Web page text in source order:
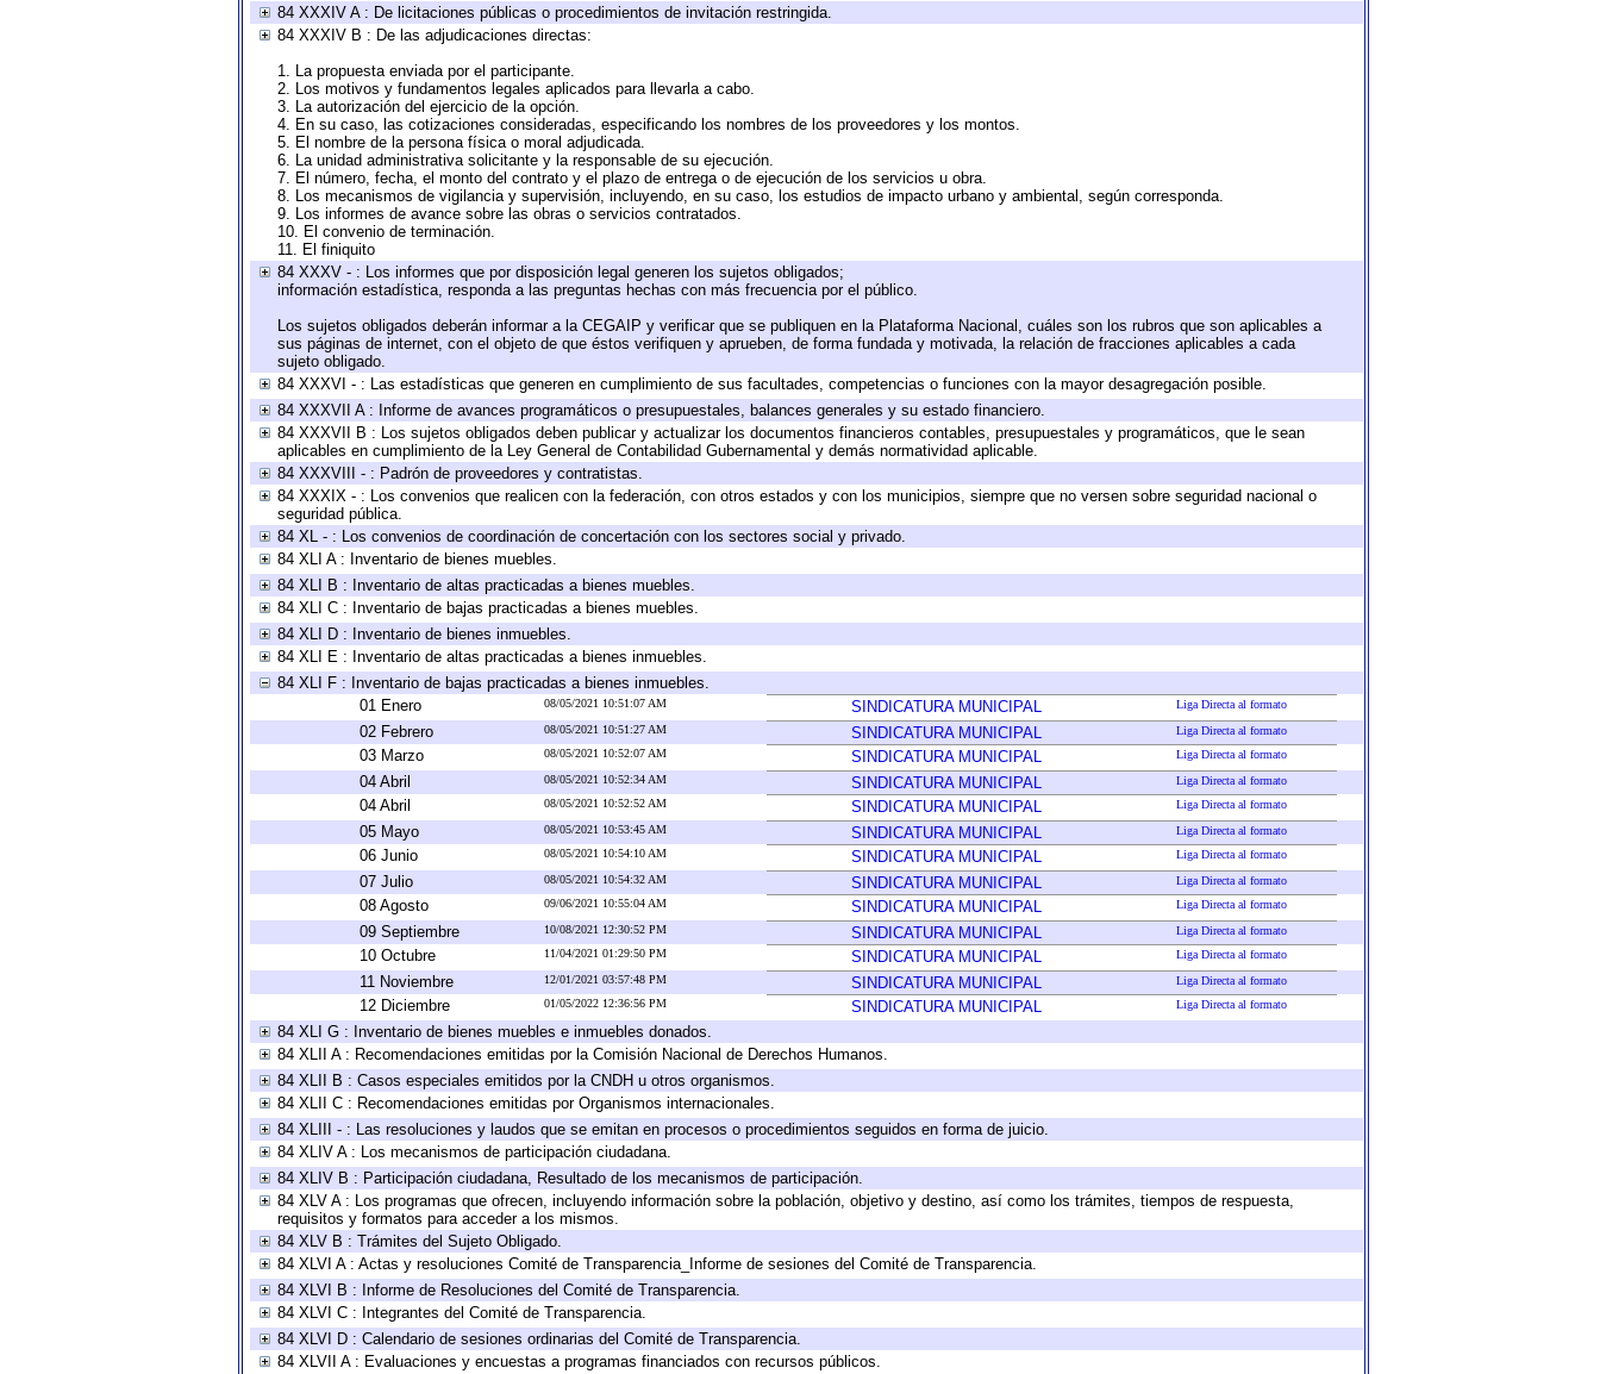
84 XXXIV A : De licitaciones públicas o procedimientos de invitación restringida.
84 XXXIV B : De las adjudicaciones directas:
1. La propuesta enviada por el participante.
2. Los motivos y fundamentos legales aplicados para llevarla a cabo.
3. La autorización del ejercicio de la opción.
4. En su caso, las cotizaciones consideradas, especificando los nombres de los proveedores y los montos.
5. El nombre de la persona física o moral adjudicada.
6. La unidad administrativa solicitante y la responsable de su ejecución.
7. El número, fecha, el monto del contrato y el plazo de entrega o de ejecución de los servicios u obra.
8. Los mecanismos de vigilancia y supervisión, incluyendo, en su caso, los estudios de impacto urbano y ambiental, según corresponda.
9. Los informes de avance sobre las obras o servicios contratados.
10. El convenio de terminación.
11. El finiquito
84 XXXV - : Los informes que por disposición legal generen los sujetos obligados;
información estadística, responda a las preguntas hechas con más frecuencia por el público.
Los sujetos obligados deberán informar a la CEGAIP y verificar que se publiquen en la Plataforma Nacional, cuáles son los rubros que son aplicables a
sus páginas de internet, con el objeto de que éstos verifiquen y aprueben, de forma fundada y motivada, la relación de fracciones aplicables a cada
sujeto obligado.
84 XXXVI - : Las estadísticas que generen en cumplimiento de sus facultades, competencias o funciones con la mayor desagregación posible.
84 XXXVII A : Informe de avances programáticos o presupuestales, balances generales y su estado financiero.
84 XXXVII B : Los sujetos obligados deben publicar y actualizar los documentos financieros contables, presupuestales y programáticos, que le sean
aplicables en cumplimiento de la Ley General de Contabilidad Gubernamental y demás normatividad aplicable.
84 XXXVIII - : Padrón de proveedores y contratistas.
84 XXXIX - : Los convenios que realicen con la federación, con otros estados y con los municipios, siempre que no versen sobre seguridad nacional o
seguridad pública.
84 XL - : Los convenios de coordinación de concertación con los sectores social y privado.
84 XLI A : Inventario de bienes muebles.
84 XLI B : Inventario de altas practicadas a bienes muebles.
84 XLI C : Inventario de bajas practicadas a bienes muebles.
84 XLI D : Inventario de bienes inmuebles.
84 XLI E : Inventario de altas practicadas a bienes inmuebles.
84 XLI F : Inventario de bajas practicadas a bienes inmuebles.
01 Enero
08/05/2021 10:51:07 AM SINDICATURA MUNICIPAL Liga Directa al formato
02 Febrero 08/05/2021 10:51:27 AM SINDICATURA MUNICIPAL Liga Directa al formato
03 Marzo 08/05/2021 10:52:07 AM SINDICATURA MUNICIPAL Liga Directa al formato
04 Abril 08/05/2021 10:52:34 AM SINDICATURA MUNICIPAL Liga Directa al formato
04 Abril 08/05/2021 10:52:52 AM SINDICATURA MUNICIPAL Liga Directa al formato
05 Mayo 08/05/2021 10:53:45 AM SINDICATURA MUNICIPAL Liga Directa al formato
06 Junio 08/05/2021 10:54:10 AM SINDICATURA MUNICIPAL Liga Directa al formato
07 Julio 08/05/2021 10:54:32 AM SINDICATURA MUNICIPAL Liga Directa al formato
08 Agosto 09/06/2021 10:55:04 AM SINDICATURA MUNICIPAL Liga Directa al formato
09 Septiembre 10/08/2021 12:30:52 PM SINDICATURA MUNICIPAL Liga Directa al formato
10 Octubre 11/04/2021 01:29:50 PM SINDICATURA MUNICIPAL Liga Directa al formato
11 Noviembre 12/01/2021 03:57:48 PM SINDICATURA MUNICIPAL Liga Directa al formato
12 Diciembre 01/05/2022 12:36:56 PM SINDICATURA MUNICIPAL Liga Directa al formato
84 XLI G : Inventario de bienes muebles e inmuebles donados.
84 XLII A : Recomendaciones emitidas por la Comisión Nacional de Derechos Humanos.
84 XLII B : Casos especiales emitidos por la CNDH u otros organismos.
84 XLII C : Recomendaciones emitidas por Organismos internacionales.
84 XLIII - : Las resoluciones y laudos que se emitan en procesos o procedimientos seguidos en forma de juicio.
84 XLIV A : Los mecanismos de participación ciudadana.
84 XLIV B : Participación ciudadana, Resultado de los mecanismos de participación.
84 XLV A : Los programas que ofrecen, incluyendo información sobre la población, objetivo y destino, así como los trámites, tiempos de respuesta,
requisitos y formatos para acceder a los mismos.
84 XLV B : Trámites del Sujeto Obligado.
84 XLVI A : Actas y resoluciones Comité de Transparencia_Informe de sesiones del Comité de Transparencia.
84 XLVI B : Informe de Resoluciones del Comité de Transparencia.
84 XLVI C : Integrantes del Comité de Transparencia.
84 XLVI D : Calendario de sesiones ordinarias del Comité de Transparencia.
84 XLVII A : Evaluaciones y encuestas a programas financiados con recursos públicos.